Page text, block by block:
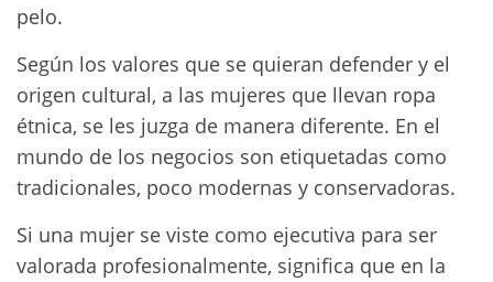
pelo.
Según los valores que se quieran defender y el
origen cultural, a las mujeres que llevan ropa
étnica, se les juzga de manera diferente. En el
mundo de los negocios son etiquetadas como
tradicionales, poco modernas y conservadoras.
Si una mujer se viste como ejecutiva para ser
valorada profesionalmente, significa que en la